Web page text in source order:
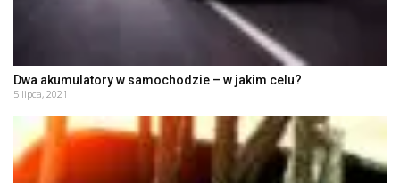
Dwa akumulatory w samochodzie – w jakim celu?
5 lipca, 2021